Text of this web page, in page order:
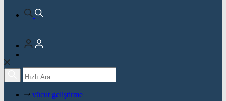
vücut geliştirme